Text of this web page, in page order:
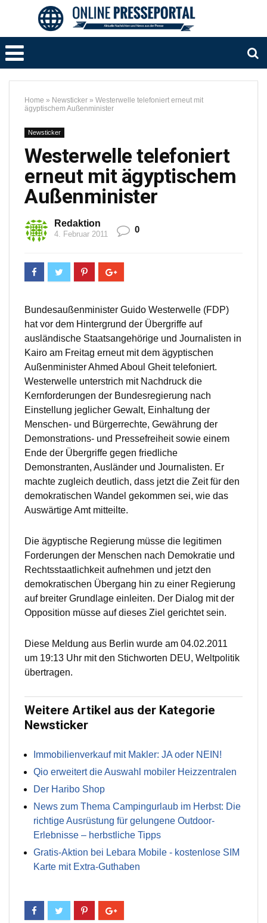
Home » Newsticker » Westerwelle telefoniert erneut mit
ägyptischem Außenminister
Newsticker
Westerwelle telefoniert
erneut mit ägyptischem
Außenminister
Redaktion
4. Februar 2011 0
Bundesaußenminister Guido Westerwelle (FDP)
hat vor dem Hintergrund der Übergriffe auf
ausländische Staatsangehörige und Journalisten in
Kairo am Freitag erneut mit dem ägyptischen
Außenminister Ahmed Aboul Gheit telefoniert.
Westerwelle unterstrich mit Nachdruck die
Kernforderungen der Bundesregierung nach
Einstellung jeglicher Gewalt, Einhaltung der
Menschen- und Bürgerrechte, Gewährung der
Demonstrations- und Pressefreiheit sowie einem
Ende der Übergriffe gegen friedliche
Demonstranten, Ausländer und Journalisten. Er
machte zugleich deutlich, dass jetzt die Zeit für den
demokratischen Wandel gekommen sei, wie das
Auswärtige Amt mitteilte.
Die ägyptische Regierung müsse die legitimen
Forderungen der Menschen nach Demokratie und
Rechtsstaatlichkeit aufnehmen und jetzt den
demokratischen Übergang hin zu einer Regierung
auf breiter Grundlage einleiten. Der Dialog mit der
Opposition müsse auf dieses Ziel gerichtet sein.
Diese Meldung aus Berlin wurde am 04.02.2011
um 19:13 Uhr mit den Stichworten DEU, Weltpolitik
übertragen.
Weitere Artikel aus der Kategorie
Newsticker
Immobilienverkauf mit Makler: JA oder NEIN!
Qio erweitert die Auswahl mobiler Heizzentralen
Der Haribo Shop
News zum Thema Campingurlaub im Herbst: Die
richtige Ausrüstung für gelungene Outdoor-
Erlebnisse – herbstliche Tipps
Gratis-Aktion bei Lebara Mobile - kostenlose SIM
Karte mit Extra-Guthaben